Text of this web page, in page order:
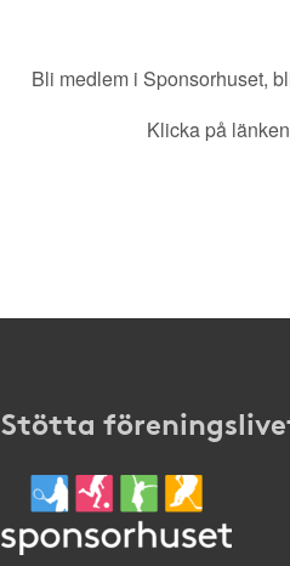
Bli medlem i Sponsorhuset,
Klicka på
Stötta